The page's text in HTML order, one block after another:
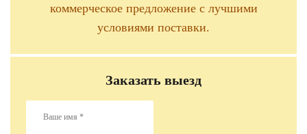
коммерческое предложение с лучшими
условиями поставки.
Заказать выезд